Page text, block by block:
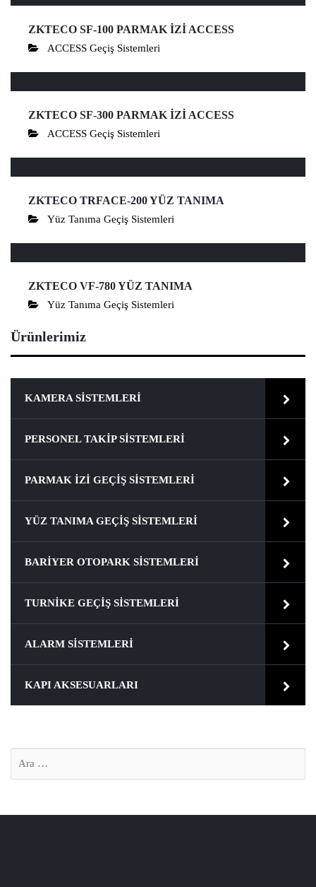
ZKTECO SF-100 PARMAK İZİ ACCESS
ACCESS Geçiş Sistemleri
ZKTECO SF-300 PARMAK İZİ ACCESS
ACCESS Geçiş Sistemleri
ZKTECO TRFACE-200 YÜZ TANIMA
Yüz Tanıma Geçiş Sistemleri
ZKTECO VF-780 YÜZ TANIMA
Yüz Tanıma Geçiş Sistemleri
Ürünlerimiz
KAMERA SISTEMLERI
PERSONEL TAKIP SISTEMLERI
PARMAK İZI GEÇIŞ SISTEMLERI
YÜZ TANIMA GEÇIŞ SISTEMLERI
BARIYER OTOPARK SISTEMLERI
TURNIKE GEÇIŞ SISTEMLERI
ALARM SISTEMLERI
KAPI AKSESUARLARI